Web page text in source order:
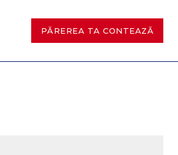
PĂREREA TA CONTEAZĂ